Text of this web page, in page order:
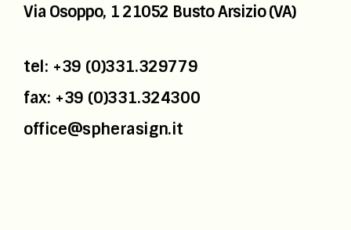
Via Osoppo, 121052 Busto Arsizio (VA)
tel: +39 (0)331.329779
fax: +39 (0)331.324300
office@spherasign.it